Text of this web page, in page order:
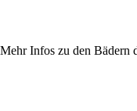
Mehr Infos zu den Bädern